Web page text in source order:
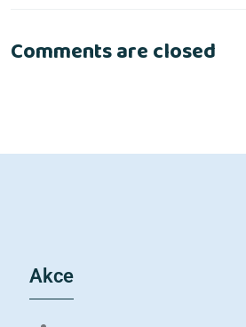
Comments are closed
Akce